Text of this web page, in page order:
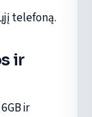
telefoną.
ir
ir